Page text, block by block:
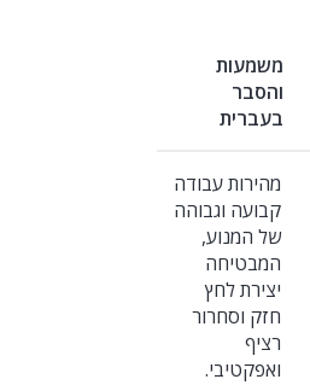
משמעות
והסבר
בעברית
מהירות עבודה
קבועה וגבוהה
של המנוע,
המבטיחה
יצירת לחץ
חזק וסחרור
רציף
ואפקטיבי.